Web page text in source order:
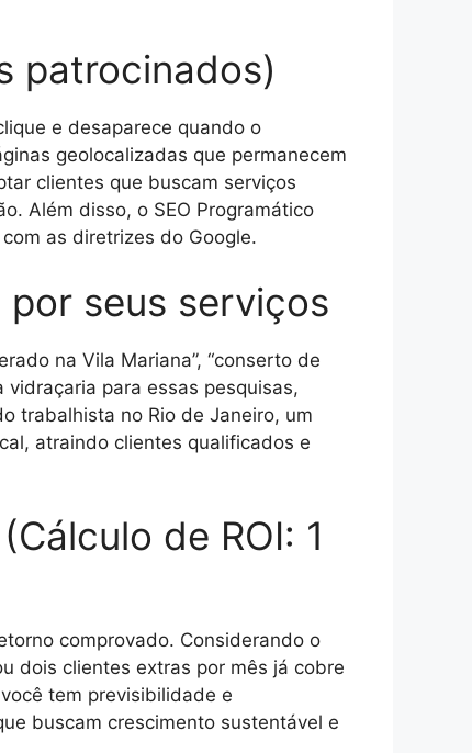
patrocinados)
e desaparece quando o
geolocalizadas que permanecem
clientes que buscam serviços
Além disso, o SEO Programático
as diretrizes do Google.
seus serviços
na Vila Mariana”, “conserto de
vidraçaria para essas pesquisas,
trabalhista no Rio de Janeiro, um
atraindo clientes qualificados e
de ROI: 1
comprovado. Considerando o
dois clientes extras por mês já cobre
tem previsibilidade e
buscam crescimento sustentável e